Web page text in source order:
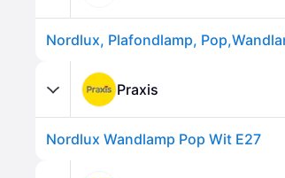
Nordlux, Plafondlamp,
Praxis
Nordlux Wandlamp Pop Wit E27